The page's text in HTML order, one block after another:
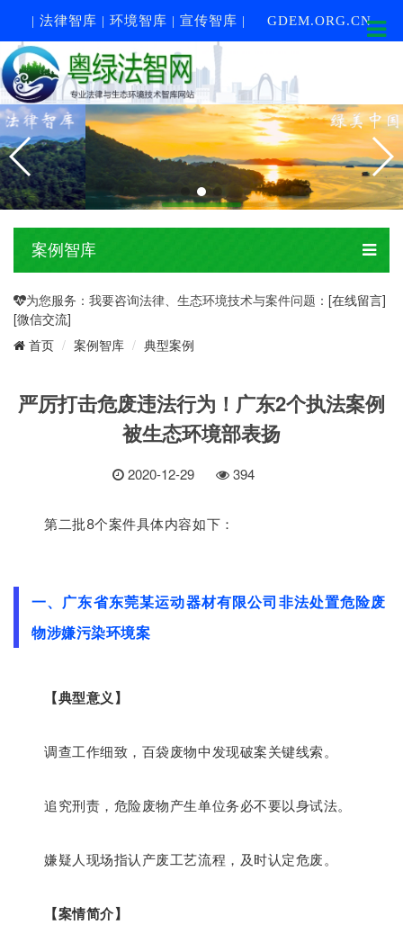
| 法律智库 | 环境智库 | 宣传智库 | GDEM.ORG.CN
案例智库
为您服务：我要咨询法律、生态环境技术与案件问题： [在线留言]
[微信交流]
首页 案例智库 典型案例
严厉打击危废违法行为！广东2个执法案例
被生态环境部表扬
2020-12-29 394
第二批8个案件具体内容如下：
一、广东省东莞某运动器材有限公司非法处置危险废
物涉嫌污染环境案
【典型意义】
调查工作细致，百袋废物中发现破案关键线索。
追究刑责，危险废物产生单位务必不要以身试法。
嫌疑人现场指认产废工艺流程，及时认定危废。
【案情简介】